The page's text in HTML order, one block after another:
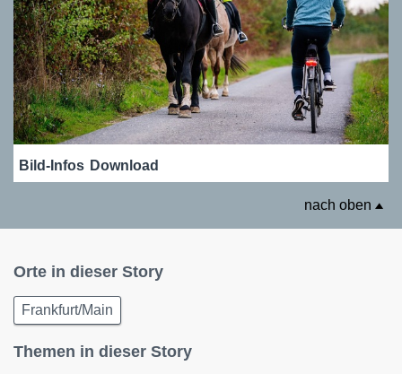
Bild-Infos Download
nach oben
Orte in dieser Story
Frankfurt/Main
Themen in dieser Story